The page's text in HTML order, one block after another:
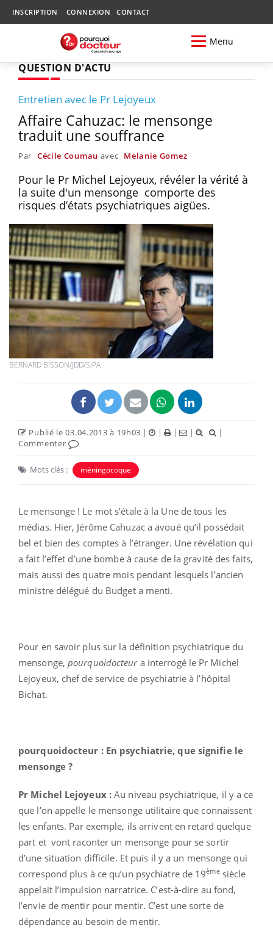
INSCRIPTION CONNEXION CONTACT
Menu
QUESTION D'ACTU
Entretien avec le Pr Lejoyeux
Affaire Cahuzac: le mensonge
traduit une souffrance
Par Cécile Coumau avec Melanie Gomez
Pour le Pr Michel Lejoyeux, révéler la vérité à
la suite d'un mensonge comporte des
risques d’états psychiatriques aigües.
BERNARD BISSON/JDD/SIPA
Publié le 03.04.2013 à 19h03 | | | |
|
Commenter
Mots clés : méningocoque
Le mensonge ! Le mot s’étale à la Une de tous les
médias. Hier, Jérôme Cahuzac a avoué qu’il possédait
bel et bien des comptes à l’étranger. Une révélation qui
a fait l’effet d’une bombe à cause de la gravité des faits,
mais aussi des quatre mois pendant lesquels l’ancien
ministre délégué du Budget a menti.
Pour en savoir plus sur la définition psychiatrique du
mensonge, pourquoidocteura interrogé le Pr Michel
Lejoyeux, chef de service de psychiatrie à l’hôpital
Bichat.
pourquoidocteur : En psychiatrie, que signifie le
mensonge ?
Pr Michel Lejoyeux : Au niveau psychiatrique, il y a ce
que l’on appelle le mensonge utilitaire que connaissent
les enfants. Par exemple, ils arrivent en retard quelque
part et vont raconter un mensonge pour se sortir
d’une situation difficile. Et puis il y a un mensonge qui
correspond plus à ce qu’un psychiatre de 19èmesiècle
appelait l’impulsion narratrice. C’est-à-dire au fond,
l’envie de mentir pour mentir. C’est une sorte de
dépendance au besoin de mentir.